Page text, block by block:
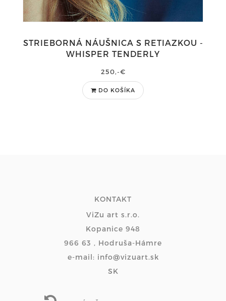
STRIEBORNÁ NÁUŠNICA S RETIAZKOU -
WHISPER TENDERLY
250,-€
DO KOŠÍKA
KONTAKT
ViZu art s.r.o.
Kopanice 948
966 63 , Hodruša-Hámre
e-mail: info@vizuart.sk
SK